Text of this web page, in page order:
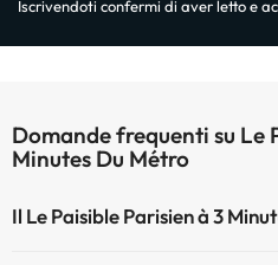
Iscrivendoti confermi di aver letto e
Domande frequenti su Le
Minutes Du Métro
Il Le Paisible Parisien à 3